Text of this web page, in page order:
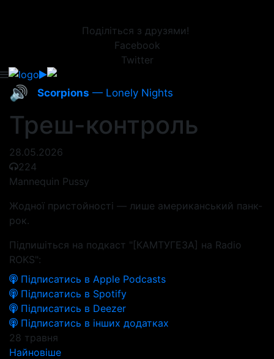
Поділіться з друзями!
Facebook
Twitter
🔊 Scorpions — Lonely Nights
Треш-контроль
28.05.2026
224
Mannequin Pussy
Жодної пристойності — лише американський панк-
рок.
Підпишіться на подкаст "[КАМТУГЕЗА] на Radio
ROKS":
Підписатись в Apple Podcasts
Підписатись в Spotify
Підписатись в Deezer
Підписатись в інших додатках
28 травня
Найновіше